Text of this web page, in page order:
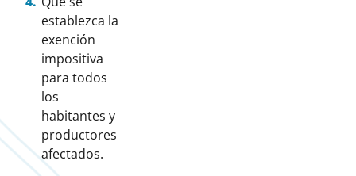
establezca la
exención
impositiva
para todos
los
habitantes y
productores
afectados.